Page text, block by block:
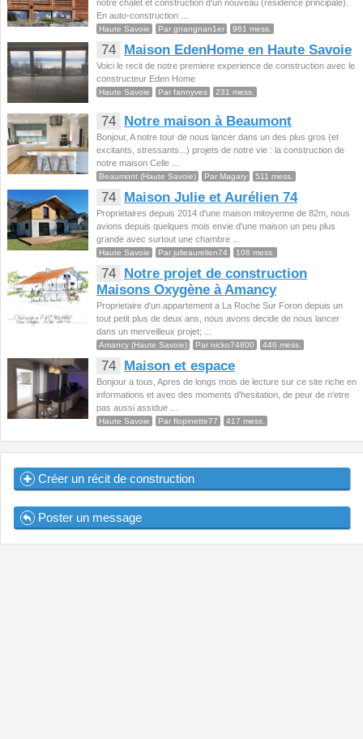
notre chalet et construction d'un nouveau (residence principale).
En auto-construction ...
Haute Savoie Par gnangnan1er 961 mess.
74 Maison EdenHome en Haute Savoie
Voici le recit de notre premiere experience de construction avec le
constructeur Eden Home
Haute Savoie Par fannyves 231 mess.
74 Notre maison à Beaumont
Bonjour, A notre tour de nous lancer dans un des plus gros (et
excitants, stressants...) projets de notre vie : la construction de
notre maison Celle ...
Beaumont (Haute Savoie) Par Magary 511 mess.
74 Maison Julie et Aurélien 74
Proprietaires depuis 2014 d'une maison mitoyenne de 82m, nous
avions depuis quelques mois envie d'une maison un peu plus
grande avec surtout une chambre ...
Haute Savoie Par julieaurelien74 108 mess.
74
Notre projet de construction
Maisons Oxygène à Amancy
Proprietaire d'un appartement a La Roche Sur Foron depuis un
tout petit plus de deux ans, nous avons decide de nous lancer
dans un merveilleux projet; ...
Amancy (Haute Savoie) Par nicko74800 446 mess.
74 Maison et espace
Bonjour a tous, Apres de longs mois de lecture sur ce site riche en
informations et avec des moments d'hesitation, de peur de n'etre
pas aussi assidue ...
Haute Savoie Par flopinette77 417 mess.
Créer un récit de construction
Poster un message